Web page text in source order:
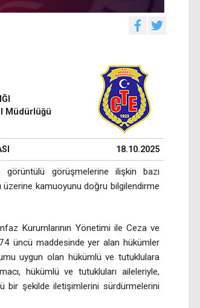
Müdürlüğü
18.10.2025
görüşmelerine ilişkin bazı
üzerine kamuoyunu doğru bilgilendirme
Kurumlarının Yönetimi ile Ceza ve
üncü maddesinde yer alan hükümler
uygun olan hükümlü ve tutuklulara
hükümlü ve tutukluları aileleriyle,
bir şekilde iletişimlerini sürdürmelerini